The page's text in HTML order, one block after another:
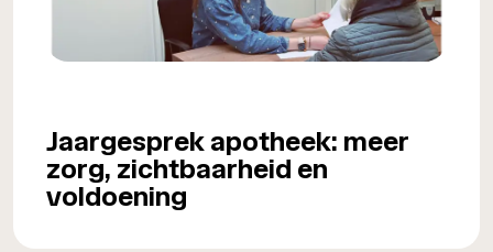
Jaargesprek apotheek: meer
zorg, zichtbaarheid en
voldoening